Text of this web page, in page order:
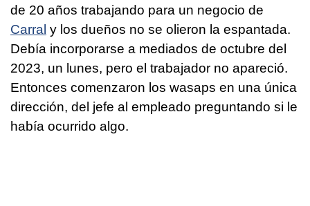
de 20 años trabajando para un negocio de
Carral y los dueños no se olieron la espantada.
Debía incorporarse a mediados de octubre del
2023, un lunes, pero el trabajador no apareció.
Entonces comenzaron los wasaps en una única
dirección, del jefe al empleado preguntando si le
había ocurrido algo.